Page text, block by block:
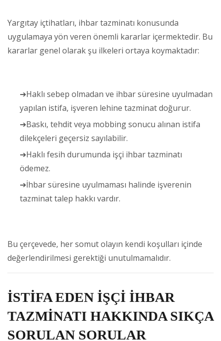
Yargıtay içtihatları, ihbar tazminatı konusunda
uygulamaya yön veren önemli kararlar içermektedir. Bu
kararlar genel olarak şu ilkeleri ortaya koymaktadır:
➔Haklı sebep olmadan ve ihbar süresine uyulmadan
yapılan istifa, işveren lehine tazminat doğurur.
➔Baskı, tehdit veya mobbing sonucu alınan istifa
dilekçeleri geçersiz sayılabilir.
➔Haklı fesih durumunda işçi ihbar tazminatı
ödemez.
➔İhbar süresine uyulmaması halinde işverenin
tazminat talep hakkı vardır.
Bu çerçevede, her somut olayın kendi koşulları içinde
değerlendirilmesi gerektiği unutulmamalıdır.
İSTİFA EDEN İŞÇİ İHBAR
TAZMİNATI HAKKINDA SIKÇA
SORULAN SORULAR